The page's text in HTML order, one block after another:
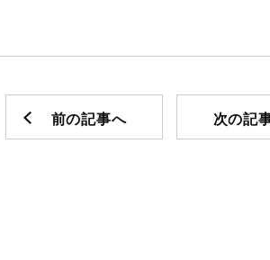
前の記事へ 次の記